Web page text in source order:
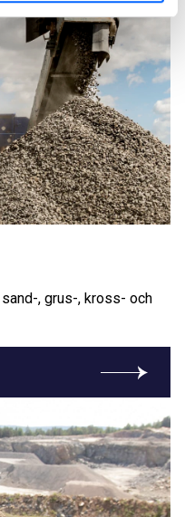
, grus-, kross- och